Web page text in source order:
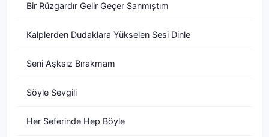
Bir Rüzgardır Gelir Geçer Sanmıştım
Kalplerden Dudaklara Yükselen Sesi Dinle
Seni Aşksız Bırakmam
Söyle Sevgili
Her Seferinde Hep Böyle